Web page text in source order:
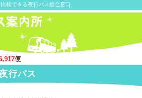
較できる夜行バス総合窓口
便
行バス